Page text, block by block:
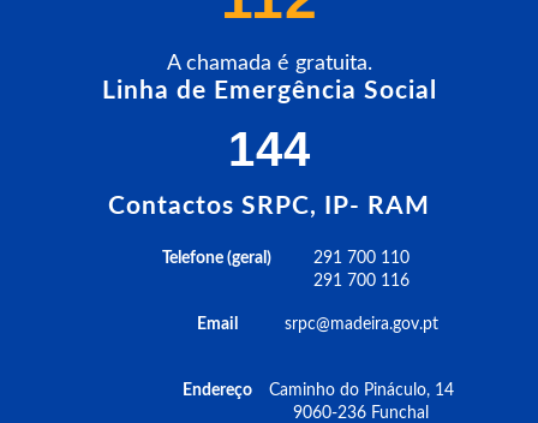
A chamada é gratuita.
Linha de Emergência Social
144
Contactos SRPC, IP- RAM
Telefone (geral)
Email
Endereço
291 700 110
291 700 116
srpc@madeira.gov.pt
Caminho do Pináculo, 14
9060-236 Funchal